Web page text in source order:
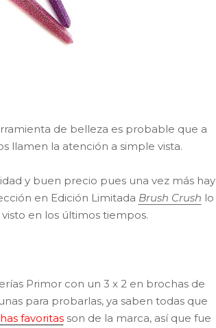
de belleza es probable que a
llamen la atención a simple vista.
y buen precio pues una vez más hay
en Edición Limitada Brush Crush lo
en los últimos tiempos.
Primor con un 3 x 2 en brochas de
para probarlas, ya saben todas que
favoritasson de la marca, así que fue